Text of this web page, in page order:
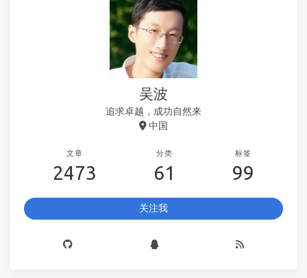
吴波
追求卓越，成功自然来
中国
文章
2473
分类
61
标签
99
关注我